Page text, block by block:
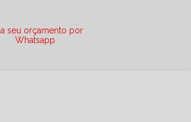
seu orçamento por
Whatsapp